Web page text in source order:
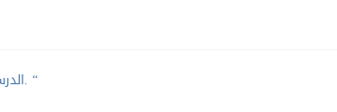
الدرس العاشر” المفعول معه. “